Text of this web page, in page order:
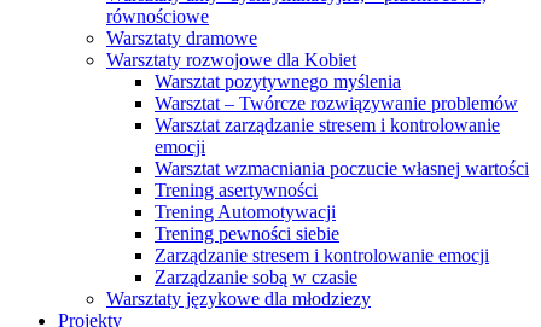
równościowe
Warsztaty dramowe
Warsztaty rozwojowe dla Kobiet
Warsztat pozytywnego myślenia
Warsztat – Twórcze rozwiązywanie problemów
Warsztat zarządzanie stresem i kontrolowanie
emocji
Warsztat wzmacniania poczucie własnej wartości
Trening asertywności
Trening Automotywacji
Trening pewności siebie
Zarządzanie stresem i kontrolowanie emocji
Zarządzanie sobą w czasie
Warsztaty językowe dla młodziezy
Projekty